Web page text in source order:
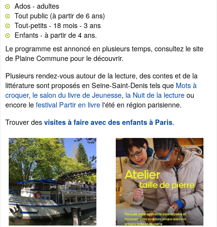
Ados - adultes
Tout public (à partir de 6 ans)
Tout-petits - 18 mois - 3 ans
Enfants - à partir de 4 ans.
Le programme est annoncé en plusieurs temps, consultez le site
de Plaine Commune pour le découvrir.
Plusieurs rendez-vous autour de la lecture, des contes et de la
littérature sont proposés en Seine-Saint-Denis tels que Mots à
croquer, le salon du livre de Jeunesse, la Nuit de la lectureou
encore lefestival Partir en livre l'été en région parisienne.
Trouver des visites à faire avec des enfants à Paris.